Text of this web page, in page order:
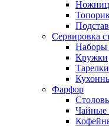
Сервировка
Наборы
Кружки
Фарфор
Чайные